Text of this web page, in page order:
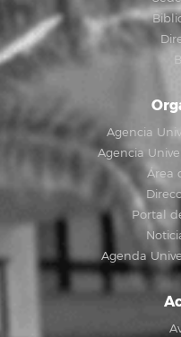
Agencia
Agencia
Área
Portal
Agenda